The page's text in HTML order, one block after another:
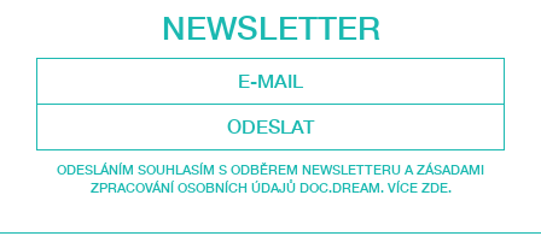
NEWSLETTER
ODESLAT
ODESLÁNÍM SOUHLASÍM S ODBĚREM NEWSLETTERU A ZÁSADAMI
ZPRACOVÁNÍ OSOBNÍCH ÚDAJŮ DOC.DREAM. VÍCE ZDE.